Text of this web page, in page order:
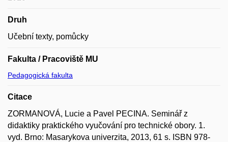
Druh
Učební texty, pomůcky
Fakulta / Pracoviště MU
Pedagogická fakulta
Citace
ZORMANOVÁ, Lucie a Pavel PECINA. Seminář z
didaktiky praktického vyučování pro technické obory. 1.
vyd. Brno: Masarykova univerzita, 2013, 61 s. ISBN 978-